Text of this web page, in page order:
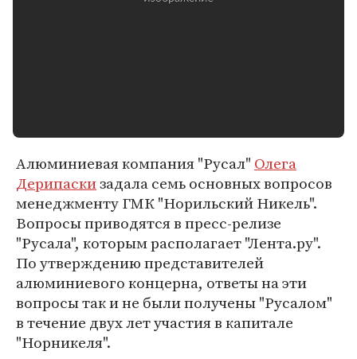
Алюминиевая компания "Русал" Олега
Дерипаскизадала семь основных вопросов
менеджменту ГМК "Норильский Никель".
Вопросы приводятся в пресс-релизе
"Русала", которым располагает "Лента.ру".
По утверждению представителей
алюминиевого концерна, ответы на эти
вопросы так и не были получены "Русалом"
в течение двух лет участия в капитале
"Норникеля".